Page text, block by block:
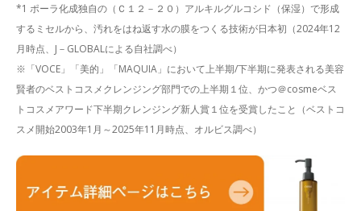
*1 ポーラ化成独自の（Ｃ１２－２０）アルキルグルコシド（保湿）で形成
するミセルから、汚れをはね返す水の膜をつくる技術が日本初（2024年12
月時点、J－GLOBALによる自社調べ）
※「VOCE」「美的」「MAQUIA」において上半期/下半期に発表される美容
賢者のベストコスメクレンジング部門での上半期１位、かつ＠cosmeベス
トコスメアワード下半期クレンジング新人賞１位を受賞したこと（ベストコ
スメ開始2003年1月～2025年11月時点、オルビス調べ）